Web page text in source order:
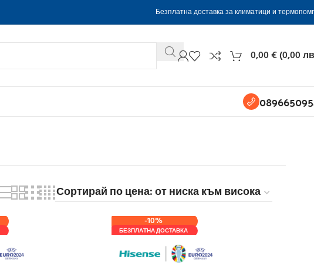
Безплатна доставка за климатици и
0,00€(0,00
-10%
БЕЗПЛАТНА ДОСТАВКА